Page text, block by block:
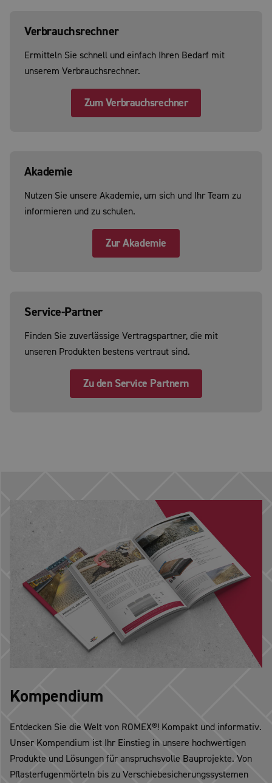
Verbrauchsrechner
Ermitteln Sie schnell und einfach Ihren Bedarf mit
unserem Verbrauchsrechner.
Zum Verbrauchsrechner
Akademie
Nutzen Sie unsere Akademie, um sich und Ihr Team zu
informieren und zu schulen.
Zur Akademie
Service-Partner
Finden Sie zuverlässige Vertragspartner, die mit
unseren Produkten bestens vertraut sind.
Zu den Service Partnern
Kompendium
Entdecken Sie die Welt von ROMEX®! Kompakt und informativ.
Unser Kompendium ist Ihr Einstieg in unsere hochwertigen
Produkte und Lösungen für anspruchsvolle Bauprojekte. Von
Pflasterfugenmörteln bis zu Verschiebesicherungssystemen